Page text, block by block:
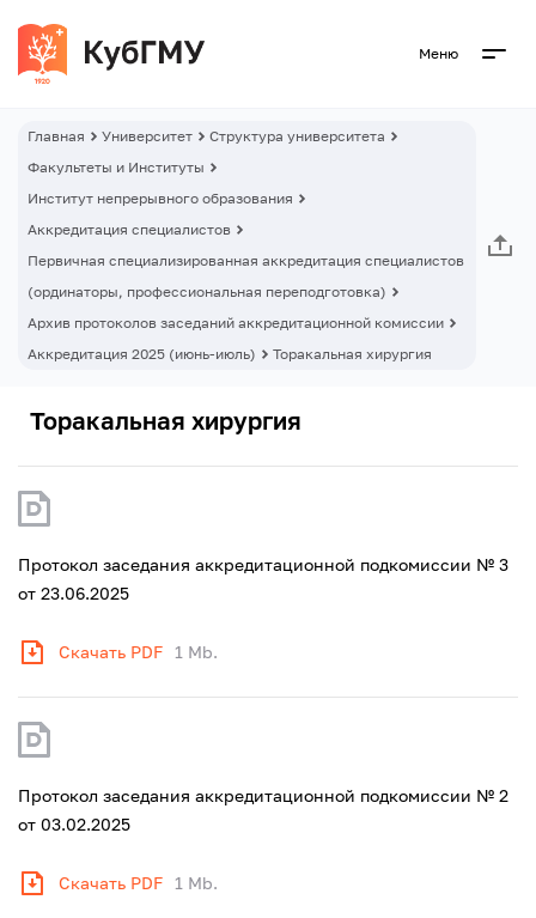
Меню
Главная Университет
Структура университета
Факультеты и Институты
Институт непрерывного образования
Аккредитация специалистов
Первичная специализированная аккредитация специалистов
(ординаторы, профессиональная переподготовка)
Архив протоколов заседаний аккредитационной комиссии
Аккредитация 2025 (июнь-июль)
Торакальная хирургия
Торакальная хирургия
Протокол заседания аккредитационной подкомиссии № 3
от 23.06.2025
Скачать PDF 1 Mb.
Протокол заседания аккредитационной подкомиссии № 2
от 03.02.2025
Скачать PDF 1 Mb.